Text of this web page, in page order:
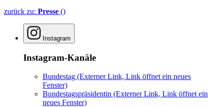
zurück zu: Presse ()
Instagram
Instagram-Kanäle
Bundestag (Externer Link, Link öffnet ein neues
Fenster)
Bundestagspräsidentin (Externer Link, Link öffnet ein
neues Fenster)